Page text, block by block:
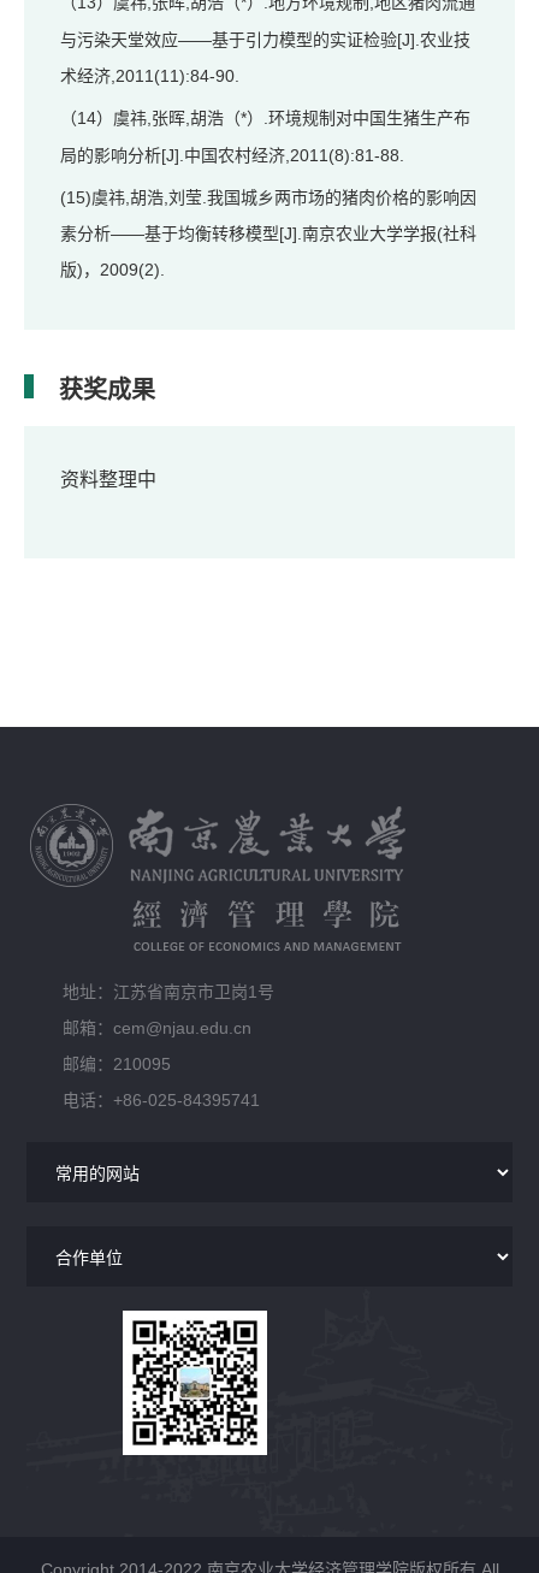
与污染天堂效应——基于引力模型的实证检验[J].农业技
术经济,2011(11):84-90.
（14）虞祎,张晖,胡浩（*）.环境规制对中国生猪生产布
局的影响分析[J].中国农村经济,2011(8):81-88.
(15)虞祎,胡浩,刘莹.我国城乡两市场的猪肉价格的影响因
素分析——基于均衡转移模型[J].南京农业大学学报(社科
版)，2009(2).
获奖成果
资料整理中
地址：江苏省南京市卫岗1号
邮箱：cem@njau.edu.cn
邮编：210095
电话：+86-025-84395741